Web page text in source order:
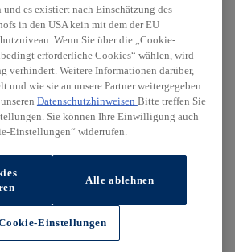
allein zur Bearbeitung Ihrer
Weitere Hinweise zur
Rechten als betroffene Person finden
unter https://hyundai-
gmbh-soemmerda/datenschutz
und es existiert nach Einschätzung des
in den USA kein mit dem der EU
Wenn Sie über die „Cookie-
erforderliche Cookies“ wählen, wird
verhindert. Weitere Informationen darüber,
und wie sie an unsere Partner weitergegeben
Datenschutzhinweisen Bitte treffen Sie
Sie können Ihre Einwilligung auch
Einstellungen“ widerrufen.
Alle ablehnen
Einstellungen